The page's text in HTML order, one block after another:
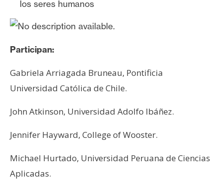
s
T
m
a
R
c
u
los seres humanos
Participan:
Gabriela Arriagada Bruneau, Pontificia
Universidad Católica de Chile.
John Atkinson, Universidad Adolfo Ibáñez.
Jennifer Hayward, College of Wooster.
Michael Hurtado, Universidad Peruana de Ciencias
Aplicadas.